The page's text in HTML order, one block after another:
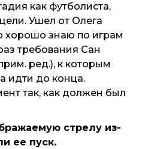
как футболиста,
Ушел от Олега
хорошо знаю по играм
требования Сан
ред.), к которым
идти до конца.
так, как должен был
стрелу из-
ее пуск.